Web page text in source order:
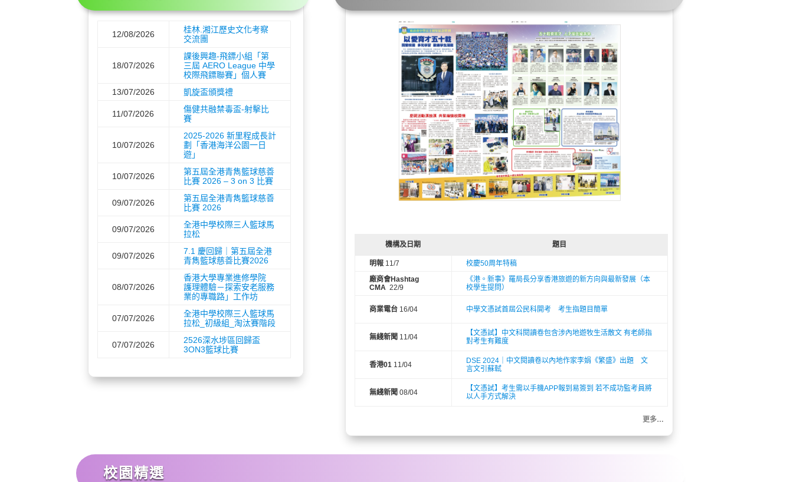
12/08/2026
桂林.湘江歷史文化考察
交流團
18/07/2026
課後興趣-飛鏢小組「第
三屆 AERO League 中學
校際飛鏢聯賽」個人賽
13/07/2026
凱旋盃頒獎禮
11/07/2026
傷健共融禁毒盃-射擊比
賽
10/07/2026
2025-2026 新里程成長計
劃「香港海洋公園一日
遊」
10/07/2026
第五屆全港青雋籃球慈善
比賽 2026 – 3 on 3 比賽
09/07/2026
第五屆全港青雋籃球慈善
比賽 2026
09/07/2026
全港中學校際三人籃球馬
拉松
09/07/2026
7.1 慶回歸｜第五屆全港
青雋籃球慈善比賽2026
08/07/2026
香港大學專業進修學院
護理體驗－探索安老服務
業的專職路」工作坊
07/07/2026
全港中學校際三人籃球馬
拉松_初級組_淘汰賽階段
07/07/2026
2526深水埗區回歸盃
3ON3籃球比賽
機構及日期 題目
明報11/7
校慶50周年特稿
廠商會Hashtag
CMA 22/9
《港。新事》羅局長分享香港旅遊的新方向與最新發展（本
校學生提問）
商業電台 16/04 中學文憑試首屆公民科開考 考生指題目簡單
無綫新聞 11/04
【文憑試】中文科閱讀卷包含涉內地遊牧生活散文 有老師指
對考生有難度
香港01 11/04
DSE 2024｜中文閱讀卷以內地作家李娟《繁盛》出題 文
言文引蘇軾
無綫新聞 08/04
【文憑試】考生需以手機APP報到易簽到 若不成功監考員將
以人手方式解決
更多…
校園精選